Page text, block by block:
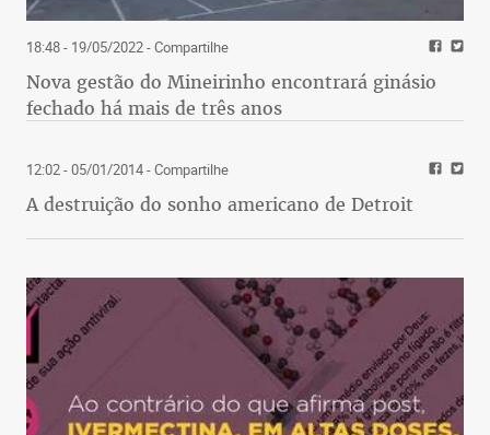
18:48 - 19/05/2022- Compartilhe
Nova gestão do Mineirinho encontrará ginásio
fechado há mais de três anos
12:02 - 05/01/2014- Compartilhe
A destruição do sonho americano de Detroit